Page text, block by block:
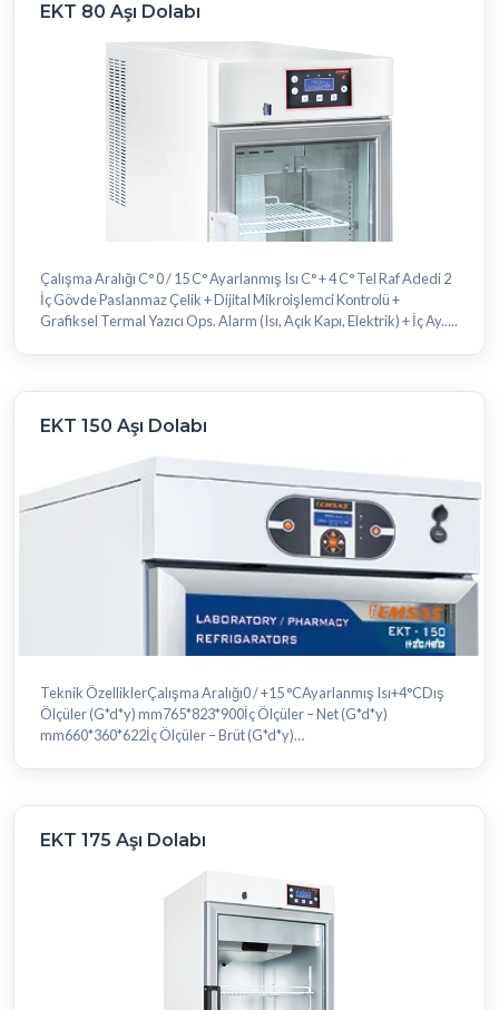
EKT 80 Aşı Dolabı
Çalışma Aralığı C° 0 / 15 C° Ayarlanmış Isı C° + 4 C° Tel Raf Adedi 2
İç Gövde Paslanmaz Çelik + Dijital Mikroişlemci Kontrolü +
Grafiksel Termal Yazıcı Ops. Alarm (Isı, Açık Kapı, Elektrik) + İç Ay.....
EKT 150 Aşı Dolabı
Teknik ÖzelliklerÇalışma Aralığı0 / +15 °CAyarlanmış Isı+4°CDış
Ölçüler (G*d*y) mm765*823*900İç Ölçüler – Net (G*d*y)
mm660*360*622İç Ölçüler – Brüt (G*d*y)
EKT 175 Aşı Dolabı